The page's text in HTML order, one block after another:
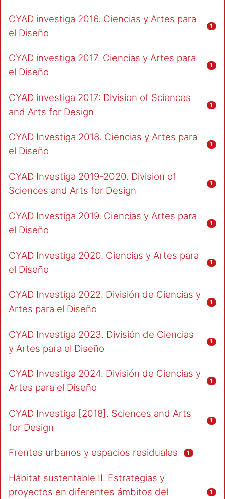
CYAD investiga 2016. Ciencias y Artes para
el Diseño
1
CYAD investiga 2017. Ciencias y Artes para
el Diseño
1
CYAD investiga 2017: Division of Sciences
and Arts for Design
1
CYAD Investiga 2018. Ciencias y Artes para
el Diseño
1
CYAD Investiga 2019-2020. Division of
Sciences and Arts for Design
1
CYAD Investiga 2019. Ciencias y Artes para
el Diseño
1
CYAD Investiga 2020. Ciencias y Artes para
el Diseño
1
CYAD Investiga 2022. División de Ciencias y
Artes para el Diseño
1
CYAD Investiga 2023. División de Ciencias
y Artes para el Diseño
1
CYAD Investiga 2024. División de Ciencias y
Artes para el Diseño
1
CYAD Investiga [2018]. Sciences and Arts
for Design
1
Frentes urbanos y espacios residuales 1
Hábitat sustentable II. Estrategias y
proyectos en diferentes ámbitos del
1